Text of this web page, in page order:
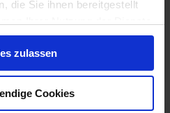
die Sie ihnen bereitgestellt
zulassen
Cookies
ansehen ›